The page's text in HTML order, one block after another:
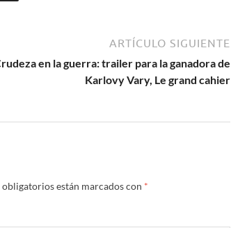
ARTÍCULO SIGUIENTE
en la guerra: trailer para la ganadora de
Karlovy Vary, Le grand cahier
obligatorios están marcados con *